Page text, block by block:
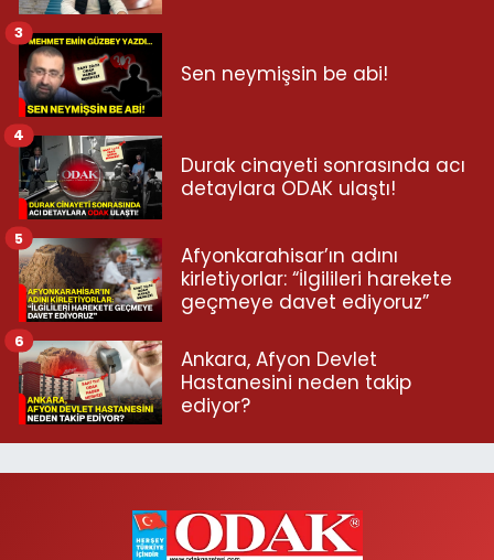
Sen neymişsin be abi!
3
Durak cinayeti sonrasında acı
detaylara ODAK ulaştı!
4
Afyonkarahisar’ın adını
kirletiyorlar: “İlgilileri harekete
geçmeye davet ediyoruz”
5
Ankara, Afyon Devlet
Hastanesini neden takip
ediyor?
6